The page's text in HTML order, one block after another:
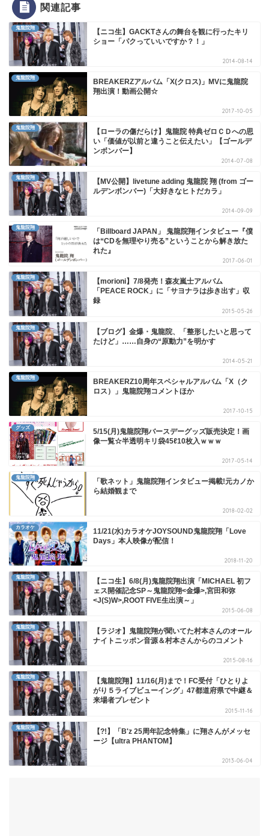
関連記事
鬼龍院翔
【ニコ生】GACKTさんの舞台を観に行ったキリ
ショー「パクっていいですか？！」
2014-08-14
鬼龍院翔
BREAKERZアルバム「X(クロス)」MVに鬼龍院
翔出演！動画公開☆
2017-10-05
鬼龍院翔
【ローラの傷だらけ】鬼龍院 特典ゼロＣＤへの思
い「価値が以前と違うこと伝えたい」【ゴールデ
ンボンバー】
2014-07-08
鬼龍院翔
【MV公開】livetune adding 鬼龍院 翔 (from ゴー
ルデンボンバー)「大好きなヒトだカラ」
2014-09-09
鬼龍院翔
「Billboard JAPAN」 鬼龍院翔インタビュー『僕
は“CDを無理やり売る”ということから解き放た
れた』
2017-06-01
鬼龍院翔
【morioni】7/8発売！森友嵐士アルバム
「PEACE ROCK」に「サヨナラは歩き出す」収
録
2015-05-26
鬼龍院翔
【ブログ】金爆・鬼龍院、「整形したいと思って
たけど」……自身の“原動力”を明かす
2014-05-21
鬼龍院翔
BREAKERZ10周年スペシャルアルバム「X（ク
ロス）」鬼龍院翔コメントほか
2017-10-15
グッズ
5/15(月)鬼龍院翔バースデーグッズ販売決定！画
像一覧☆半透明キリ袋45ℓ10枚入ｗｗｗ
2017-05-14
鬼龍院翔
「歌ネット」鬼龍院翔インタビュー掲載!元カノか
ら結婚観まで
2018-02-02
カラオケ
11/21(水)カラオケJOYSOUND鬼龍院翔「Love
Days」本人映像が配信！
2018-11-20
鬼龍院翔
【ニコ生】6/8(月)鬼龍院翔出演「MICHAEL 初フ
ェス開催記念SP～鬼龍院翔<金爆>,宮田和弥
<J(S)W>,ROOT FIVE生出演～」
2015-06-08
鬼龍院翔
【ラジオ】鬼龍院翔が聞いてた村本さんのオール
ナイトニッポン音源＆村本さんからのコメント
2015-08-16
鬼龍院翔
【鬼龍院翔】11/16(月)まで！FC受付「ひとりよ
がり５ライブビューイング」47都道府県で中継＆
来場者プレゼント
2015-11-16
鬼龍院翔
【?!】「B'z 25周年記念特集」に翔さんがメッセ
ージ【ultra PHANTOM】
2013-06-04